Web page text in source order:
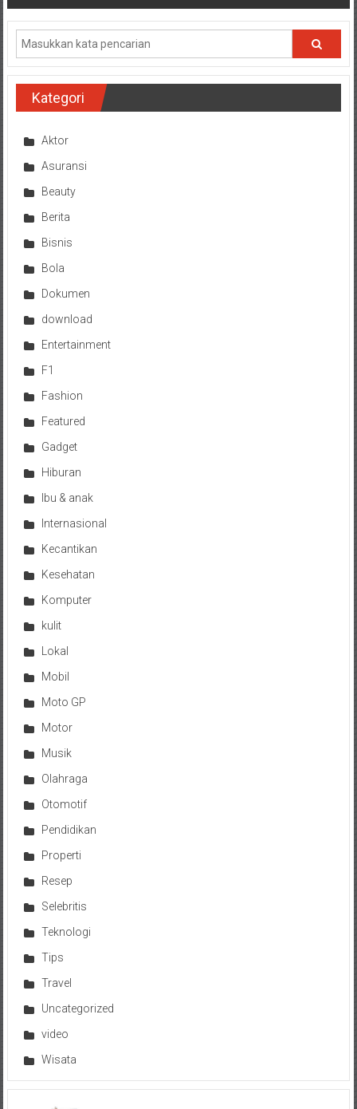
Kategori
Aktor
Asuransi
Beauty
Berita
Bisnis
Bola
Dokumen
download
Entertainment
F1
Fashion
Featured
Gadget
Hiburan
Ibu & anak
Internasional
Kecantikan
Kesehatan
Komputer
kulit
Lokal
Mobil
Moto GP
Motor
Musik
Olahraga
Otomotif
Pendidikan
Properti
Resep
Selebritis
Teknologi
Tips
Travel
Uncategorized
video
Wisata